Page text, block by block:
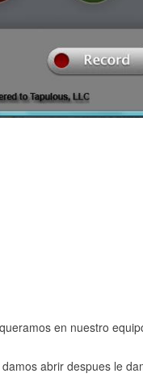
en nuestro
abrir despues le